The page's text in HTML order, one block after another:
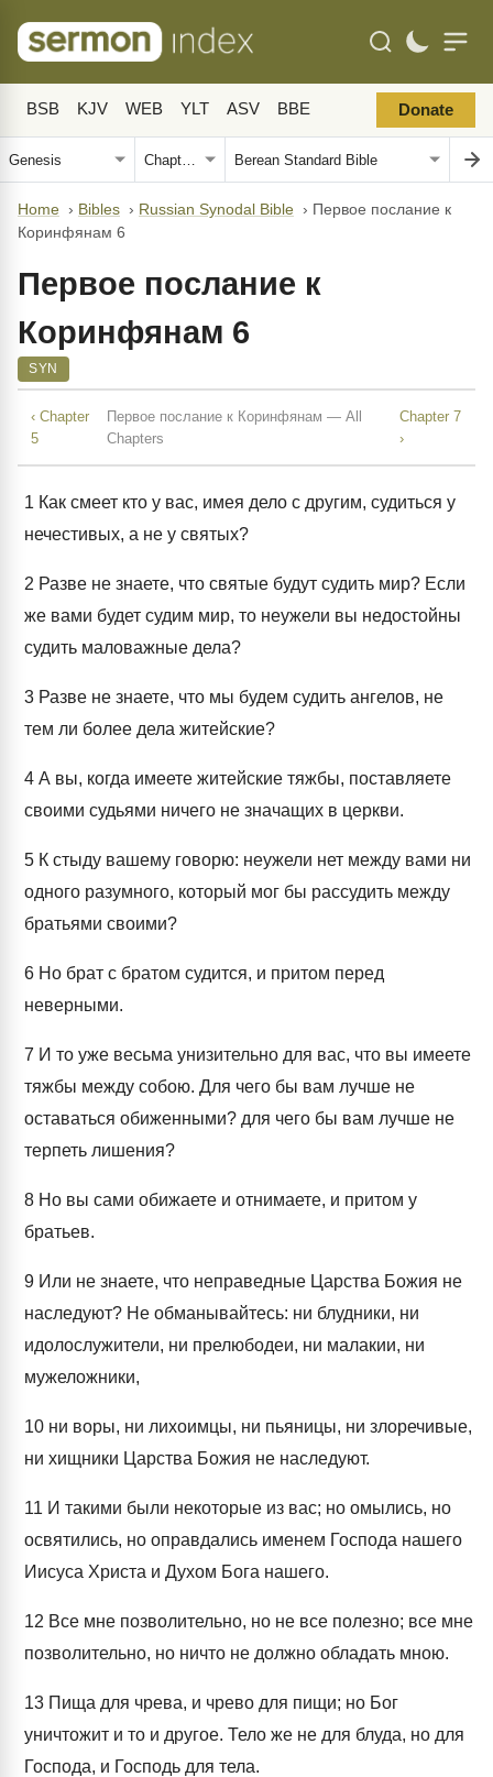
BSB KJV WEB YLT ASV BBE Donate
Home › Bibles › Russian Synodal Bible › Первое послание к
Коринфянам 6
Первое послание к
Коринфянам 6
SYN
‹ Chapter
5
Первое послание к Коринфянам — All
Chapters
Chapter 7
›
1 Как смеет кто у вас, имея дело с другим, судиться у
нечестивых, а не у святых?
2 Разве не знаете, что святые будут судить мир? Если
же вами будет судим мир, то неужели вы недостойны
судить маловажные дела?
3 Разве не знаете, что мы будем судить ангелов, не
тем ли более дела житейские?
4 А вы, когда имеете житейские тяжбы, поставляете
своими судьями ничего не значащих в церкви.
5 К стыду вашему говорю: неужели нет между вами ни
одного разумного, который мог бы рассудить между
братьями своими?
6 Но брат с братом судится, и притом перед
неверными.
7 И то уже весьма унизительно для вас, что вы имеете
тяжбы между собою. Для чего бы вам лучше не
оставаться обиженными? для чего бы вам лучше не
терпеть лишения?
8 Но вы сами обижаете и отнимаете, и притом у
братьев.
9 Или не знаете, что неправедные Царства Божия не
наследуют? Не обманывайтесь: ни блудники, ни
идолослужители, ни прелюбодеи, ни малакии, ни
мужеложники,
10 ни воры, ни лихоимцы, ни пьяницы, ни злоречивые,
ни хищники Царства Божия не наследуют.
11 И такими были некоторые из вас; но омылись, но
освятились, но оправдались именем Господа нашего
Иисуса Христа и Духом Бога нашего.
12 Все мне позволительно, но не все полезно; все мне
позволительно, но ничто не должно обладать мною.
13 Пища для чрева, и чрево для пищи; но Бог
уничтожит и то и другое. Тело же не для блуда, но для
Господа, и Господь для тела.